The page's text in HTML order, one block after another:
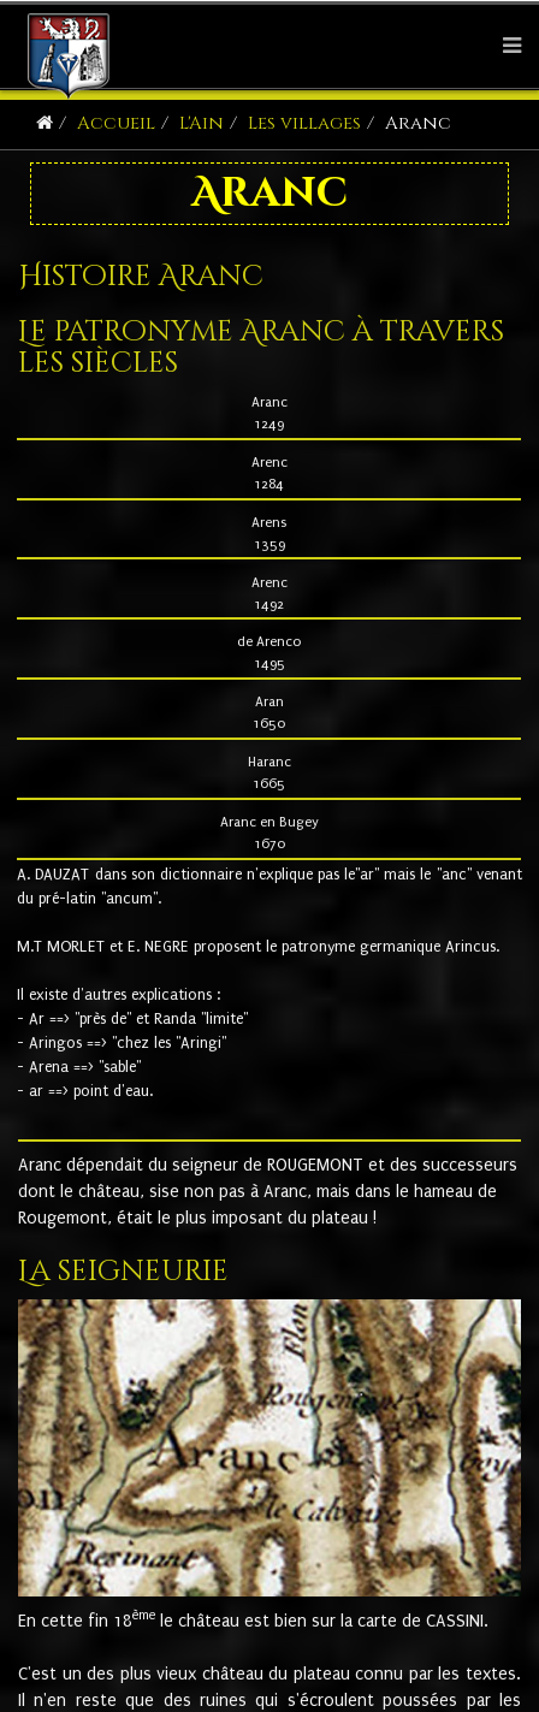
Accueil L'Ain Les villages Aranc
Aranc
Histoire Aranc
Le patronyme Aranc à travers
les siècles
Aranc
1249
Arenc
1284
Arens
1359
Arenc
1492
de Arenco
1495
Aran
1650
Haranc
1665
Aranc en Bugey
1670
A. DAUZAT dans son dictionnaire n'explique pas le"ar" mais le "anc" venant
du pré-latin "ancum".
M.T MORLET et E. NEGRE proposent le patronyme germanique Arincus.
Il existe d'autres explications :
- Ar ==> "près de" et Randa "limite"
- Aringos ==> "chez les "Aringi"
- Arena ==> "sable"
- ar ==> point d'eau.
Aranc dépendait du seigneur de ROUGEMONT et des successeurs
dont le château, sise non pas à Aranc, mais dans le hameau de
Rougemont, était le plus imposant du plateau !
La seigneurie
En cette fin 18ème le château est bien sur la carte de CASSINI.
C'est un des plus vieux château du plateau connu par les textes.
Il n'en reste que des ruines qui s'écroulent poussées par les